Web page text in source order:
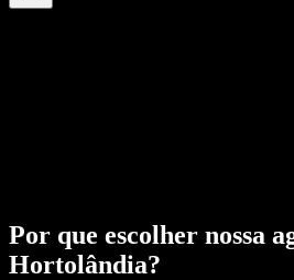
Por que escolher nossa
Hortolândia?